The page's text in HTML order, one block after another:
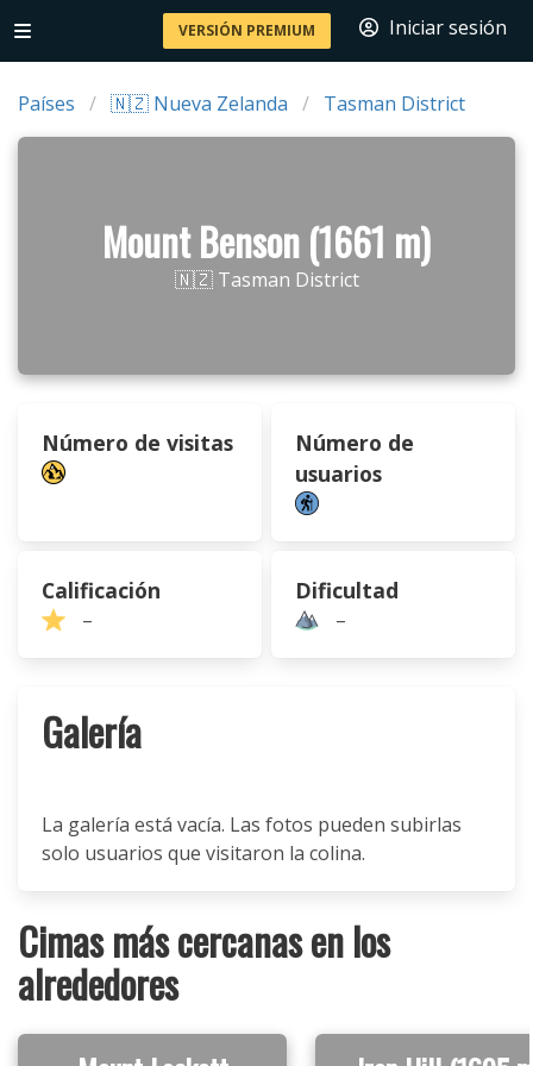
VERSIÓN PREMIUM Iniciar sesión
Países 🇳🇿 Nueva Zelanda Tasman District
Mount Benson (1661 m)
🇳🇿 Tasman District
Número de visitas
Número de
usuarios
Calificación
–
Dificultad
–
Galería
La galería está vacía. Las fotos pueden subirlas
solo usuarios que visitaron la colina.
Cimas más cercanas en los
alrededores